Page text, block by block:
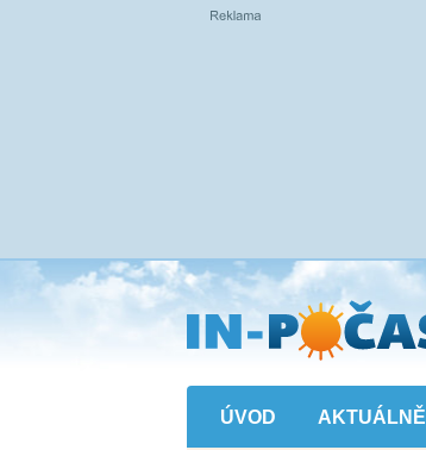
Přejít
na
hlavní
obsah
ÚVOD AKTUÁLNĚ